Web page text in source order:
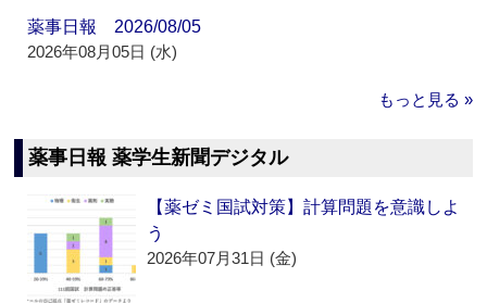
薬事日報 2026/08/05
2026年08月05日 (水)
もっと見る »
薬事日報 薬学生新聞デジタル
【薬ゼミ国試対策】計算問題を意識しよ
う
2026年07月31日 (金)